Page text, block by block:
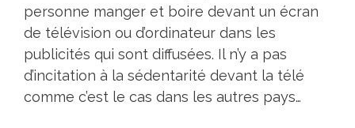
personne manger et boire devant un écran
de télévision ou d’ordinateur dans les
publicités qui sont diffusées. Il n’y a pas
d’incitation à la sédentarité devant la télé
comme c’est le cas dans les autres pays…